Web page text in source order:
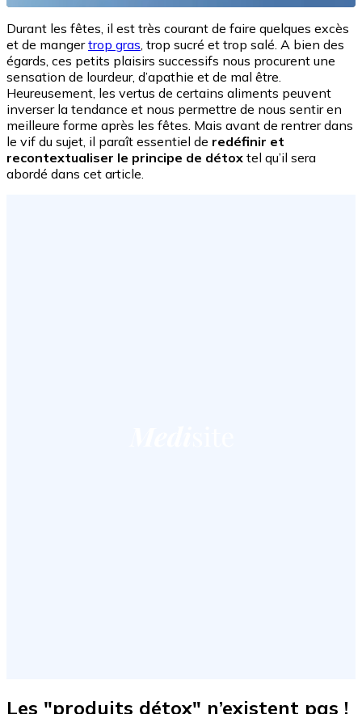
Durant les fêtes, il est très courant de faire quelques excès
et de mangertrop gras, trop sucré et trop salé. A bien des
égards, ces petits plaisirs successifs nous procurent une
sensation de lourdeur, d’apathie et de mal être.
Heureusement, les vertus de certains aliments peuvent
inverser la tendance et nous permettre de nous sentir en
meilleure forme après les fêtes. Mais avant de rentrer dans
le vif du sujet, il paraît essentiel de redéfinir et
recontextualiser le principe de détox tel qu’il sera
abordé dans cet article.
Les "produits détox" n’existent pas !